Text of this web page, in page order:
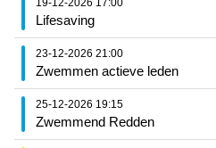
19-12-2026 17:00
Lifesaving
23-12-2026 21:00
Zwemmen actieve leden
25-12-2026 19:15
Zwemmend Redden